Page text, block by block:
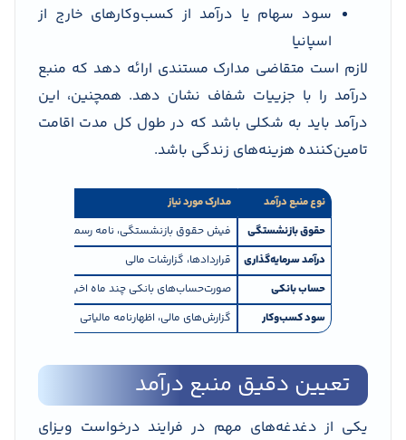
سود سهام یا درآمد از کسب‌وکارهای خارج از
اسپانیا
لازم است متقاضی مدارک مستندی ارائه دهد که منبع
درآمد را با جزییات شفاف نشان دهد. همچنین، این
درآمد باید به شکلی باشد که در طول کل مدت اقامت
تامین‌کننده هزینه‌های زندگی باشد.
نوع منبع درآمد مدارک مورد نیاز
حقوق بازنشستگی
فیش حقوق بازنشستگی، نامه رسمی
درآمد سرمایه‌گذاری
قراردادها، گزارشات مالی
حساب بانکی
صورت‌حساب‌های بانکی چند ماه اخیر
سود کسب‌وکار
گزارش‌های مالی، اظهارنامه مالیاتی
تعیین دقیق منبع درآمد
یکی از دغدغه‌های مهم در فرایند درخواست ویزای